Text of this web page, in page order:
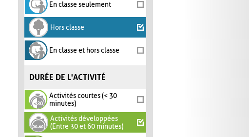
En classe seulement
Hors classe
En classe et hors classe
DURÉE DE L'ACTIVITÉ
Activités courtes (< 30
minutes)
Activités développées
(Entre 30 et 60 minutes)